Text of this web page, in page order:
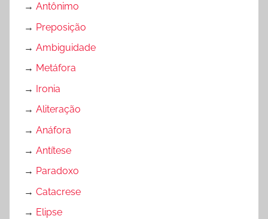
→ Antônimo
→ Preposição
→ Ambiguidade
→ Metáfora
→ Ironia
→ Aliteração
→ Anáfora
→ Antítese
→ Paradoxo
→ Catacrese
→ Elipse